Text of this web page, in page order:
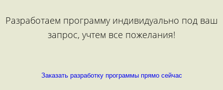
Разработаем программу индивидуально под ваш
запрос, учтем все пожелания!
Заказать разработку программы прямо сейчас